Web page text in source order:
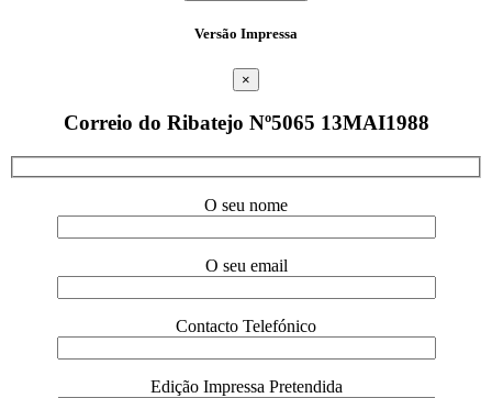
Versão Impressa
×
Correio do Ribatejo Nº5065 13MAI1988
O seu nome
O seu email
Contacto Telefónico
Edição Impressa Pretendida